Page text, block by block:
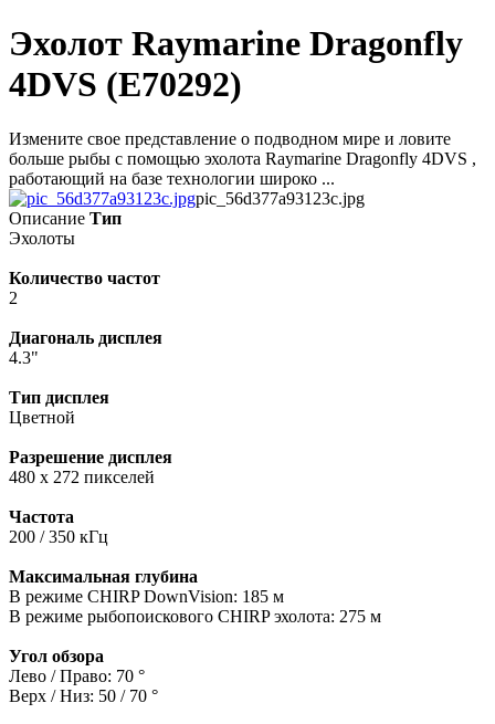
Эхолот Raymarine Dragonfly
4DVS (E70292)
Измените свое представление о подводном мире и ловите
больше рыбы с помощью эхолота Raymarine Dragonfly 4DVS ,
работающий на базе технологии широко ...
pic_56d377a93123c.jpg
Описание Тип
Эхолоты
Количество частот
2
Диагональ дисплея
4.3"
Тип дисплея
Цветной
Разрешение дисплея
480 x 272 пикселей
Частота
200 / 350 кГц
Максимальная глубина
В режиме CHIRP DownVision: 185 м
В режиме рыбопоискового CHIRP эхолота: 275 м
Угол обзора
Лево / Право: 70 °
Верх / Низ: 50 / 70 °